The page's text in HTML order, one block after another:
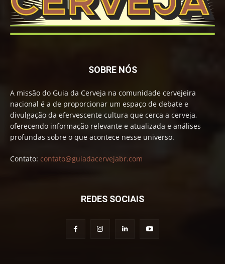
SOBRE NÓS
A missão do Guia da Cerveja na comunidade cervejeira
nacional é a de proporcionar um espaço de debate e
divulgação da efervescente cultura que cerca a cerveja,
oferecendo informação relevante e atualizada e análises
profundas sobre o que acontece nesse universo.
Contato: contato@guiadacervejabr.com
REDES SOCIAIS